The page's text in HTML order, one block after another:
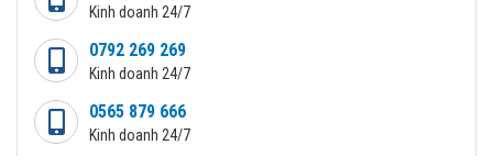
Kinh doanh 24/7
0792 269 269
Kinh doanh 24/7
0565 879 666
Kinh doanh 24/7